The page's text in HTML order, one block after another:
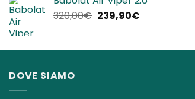
era:
240,00€.
è:
144,00€.
320,00€ Il
era:
239,90€Il
è:
DOVE SIAMO